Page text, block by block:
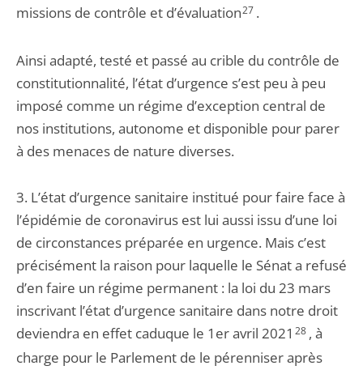
missions de contrôle et d’évaluation27.
Ainsi adapté, testé et passé au crible du contrôle de
constitutionnalité, l’état d’urgence s’est peu à peu
imposé comme un régime d’exception central de
nos institutions, autonome et disponible pour parer
à des menaces de nature diverses.
3. L’état d’urgence sanitaire institué pour faire face à
l’épidémie de coronavirus est lui aussi issu d’une loi
de circonstances préparée en urgence. Mais c’est
précisément la raison pour laquelle le Sénat a refusé
d’en faire un régime permanent : la loi du 23 mars
inscrivant l’état d’urgence sanitaire dans notre droit
deviendra en effet caduque le 1er avril 2021 28, à
charge pour le Parlement de le pérenniser après